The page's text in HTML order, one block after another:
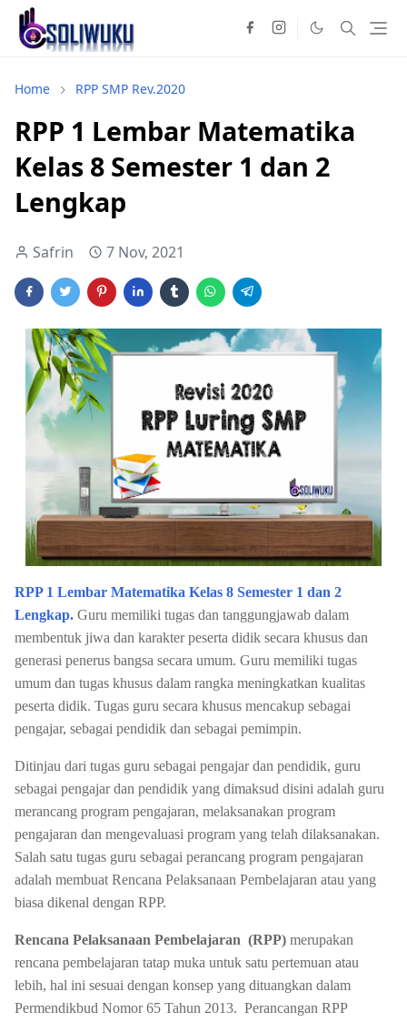
Home RPP SMP Rev.2020
RPP 1 Lembar Matematika
Kelas 8 Semester 1 dan 2
Lengkap
Safrin 7 Nov, 2021
RPP 1 Lembar Matematika Kelas 8 Semester 1 dan 2
Lengkap. Guru memiliki tugas dan tanggungjawab dalam
membentuk jiwa dan karakter peserta didik secara khusus dan
generasi penerus bangsa secara umum. Guru memiliki tugas
umum dan tugas khusus dalam rangka meningkatkan kualitas
peserta didik. Tugas guru secara khusus mencakup sebagai
pengajar, sebagai pendidik dan sebagai pemimpin.
Ditinjau dari tugas guru sebagai pengajar dan pendidik, guru
sebagai pengajar dan pendidik yang dimaksud disini adalah guru
merancang program pengajaran, melaksanakan program
pengajaran dan mengevaluasi program yang telah dilaksanakan.
Salah satu tugas guru sebagai perancang program pengajaran
adalah membuat Rencana Pelaksanaan Pembelajaran atau yang
biasa dikenal dengan RPP.
Rencana Pelaksanaan Pembelajaran (RPP) merupakan
rencana pembelajaran tatap muka untuk satu pertemuan atau
lebih, hal ini sesuai dengan konsep yang dituangkan dalam
Permendikbud Nomor 65 Tahun 2013. Perancangan RPP